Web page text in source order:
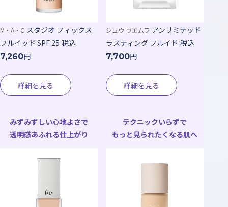
M・A・C スタジオ フィックス
フルイッド SPF 25 税込
7,260円
詳細を見る
シュウ ウエムラ アンリミテッド
ラスティング フルイド 税込
7,700円
詳細を見る
みずみずしい心地よさで
透明感あふれる仕上がり
テクニックいらずで
もっと見られたくなる肌へ